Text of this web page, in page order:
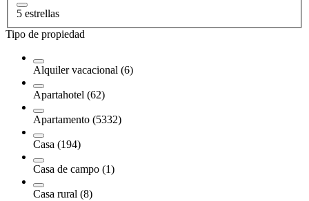
5 estrellas
Tipo de propiedad
Alquiler vacacional (6)
Apartahotel (62)
Apartamento (5332)
Casa (194)
Casa de campo (1)
Casa rural (8)